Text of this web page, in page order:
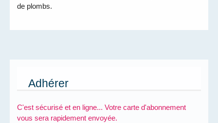
de plombs.
Adhérer
C'est sécurisé et en ligne... Votre carte d'abonnement
vous sera rapidement envoyée.